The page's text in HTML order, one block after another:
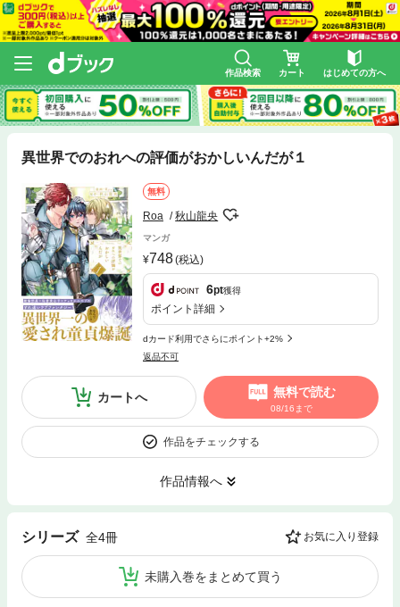
作品検索 カート はじめての方へ
異世界でのおれへの評価がおかしいんだが１
無料
Roa 秋山龍央
マンガ
748(税込)
6pt獲得
ポイント詳細
dカード利用でさらにポイント+2%
返品不可
カートへ 無料で読む
08/16まで
作品をチェックする
作品情報へ
シリーズ 全4冊 お気に入り登録
未購入巻をまとめて買う